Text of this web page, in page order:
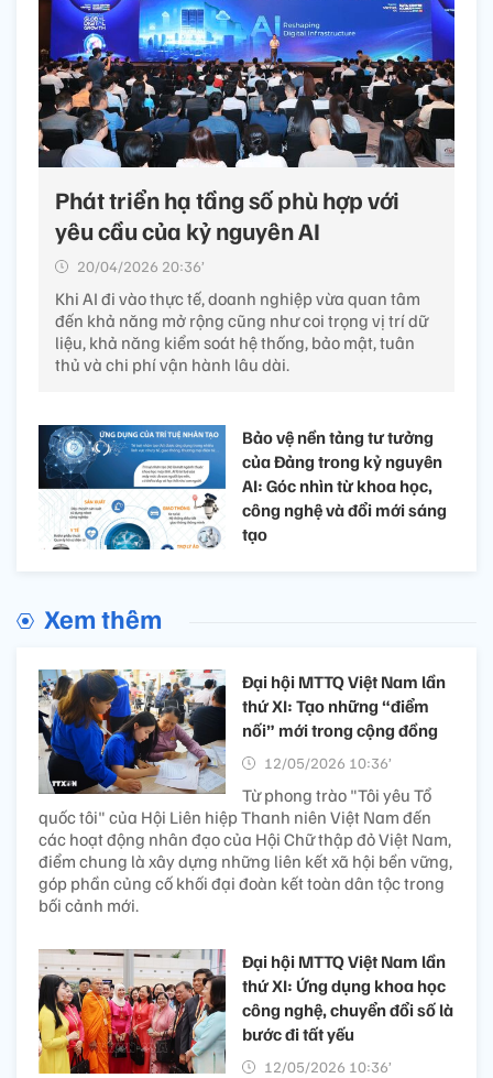
Phát triển hạ tầng số phù hợp với
yêu cầu của kỷ nguyên AI
20/04/2026 20:36’
Khi AI đi vào thực tế, doanh nghiệp vừa quan tâm
đến khả năng mở rộng cũng như coi trọng vị trí dữ
liệu, khả năng kiểm soát hệ thống, bảo mật, tuân
thủ và chi phí vận hành lâu dài.
Bảo vệ nền tảng tư tưởng
của Đảng trong kỷ nguyên
AI: Góc nhìn từ khoa học,
công nghệ và đổi mới sáng
tạo
Xem thêm
Đại hội MTTQ Việt Nam lần
thứ XI: Tạo những “điểm
nối” mới trong cộng đồng
12/05/2026 10:36’
Từ phong trào "Tôi yêu Tổ
quốc tôi" của Hội Liên hiệp Thanh niên Việt Nam đến
các hoạt động nhân đạo của Hội Chữ thập đỏ Việt Nam,
điểm chung là xây dựng những liên kết xã hội bền vững,
góp phần củng cố khối đại đoàn kết toàn dân tộc trong
bối cảnh mới.
Đại hội MTTQ Việt Nam lần
thứ XI: Ứng dụng khoa học
công nghệ, chuyển đổi số là
bước đi tất yếu
12/05/2026 10:36’